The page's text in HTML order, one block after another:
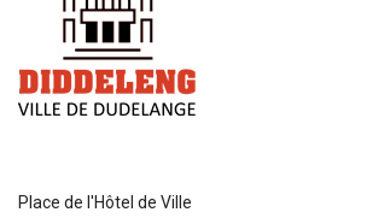
Place de l'Hôtel de Ville